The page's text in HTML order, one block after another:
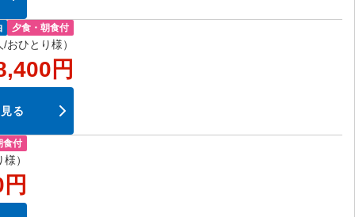
夕食・朝食付
おひとり様）
円
る
食付
）